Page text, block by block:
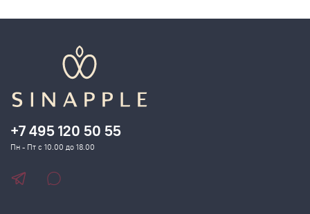
+7 495 120 50 55
Пн - Пт с 10.00 до 18.00